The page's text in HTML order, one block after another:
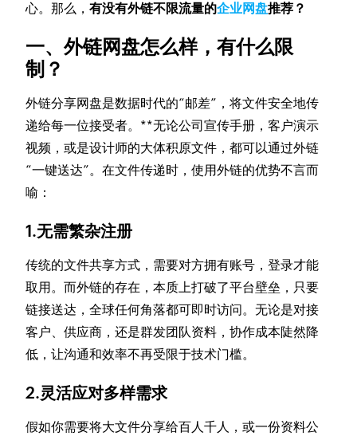
心。那么，有没有外链不限流量的企业网盘推荐？
一、外链网盘怎么样，有什么限
制？
外链分享网盘是数据时代的“邮差”，将文件安全地传
递给每一位接受者。**无论公司宣传手册，客户演示
视频，或是设计师的大体积原文件，都可以通过外链
“一键送达”。在文件传递时，使用外链的优势不言而
喻：
1.无需繁杂注册
传统的文件共享方式，需要对方拥有账号，登录才能
取用。而外链的存在，本质上打破了平台壁垒，只要
链接送达，全球任何角落都可即时访问。无论是对接
客户、供应商，还是群发团队资料，协作成本陡然降
低，让沟通和效率不再受限于技术门槛。
2.灵活应对多样需求
假如你需要将大文件分享给百人千人，或一份资料公